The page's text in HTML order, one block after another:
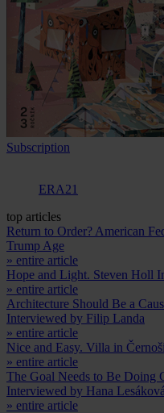
Subscription
ERA21
top articles
Return to Order? American
Trump Age
» entire article
Hope and Light. Steven Holl
» entire article
Architecture Should Be a
Interviewed by Filip Landa
» entire article
Nice and Easy. Villa in
» entire article
The Goal Needs to Be Doing
Interviewed by Hana Lesáková
» entire article